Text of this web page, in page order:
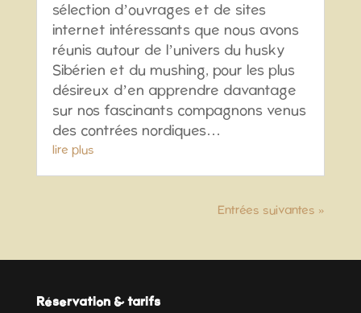
sélection d’ouvrages et de sites
internet intéressants que nous avons
réunis autour de l’univers du husky
Sibérien et du mushing, pour les plus
désireux d’en apprendre davantage
sur nos fascinants compagnons venus
des contrées nordiques…
lire plus
Entrées suivantes »
Réservation & tarifs